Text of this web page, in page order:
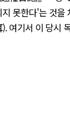
못한다'는 것을
기서 이 당시